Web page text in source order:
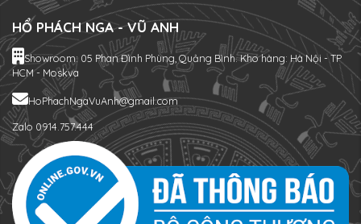
HỔ PHÁCH NGA - VŨ ANH
Showroom: 05 Phan Đình Phùng, Quảng Bình. Kho hàng: Hà Nội - TP
HCM - Moskva
HoPhachNgaVuAnh@gmail.com
Zalo 0914.757.444